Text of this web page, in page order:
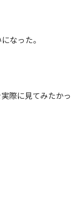
なった。
際に見てみたかっ